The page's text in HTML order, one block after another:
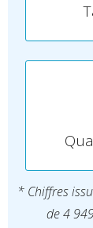
* Chiffres
de 4